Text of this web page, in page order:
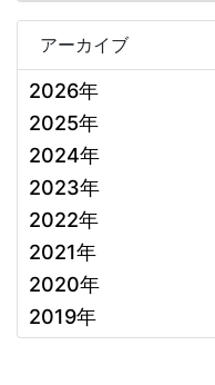
アーカイブ
2026年
2025年
2024年
2023年
2022年
2021年
2020年
2019年